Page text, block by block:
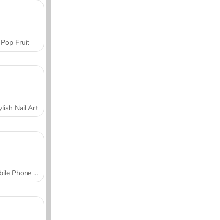
Pop Fruit
Nail Art
Mobile Phone Case Design & DIY